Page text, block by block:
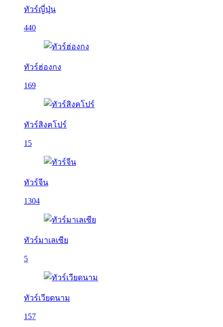
ทัวร์ญี่ปุ่น
440
ทัวร์ฮ่องกง
169
ทัวร์สิงคโปร์
15
ทัวร์จีน
1304
ทัวร์มาเลเซีย
5
ทัวร์เวียดนาม
157